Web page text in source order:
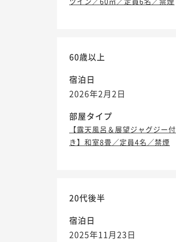
60歳以上
宿泊日
2026年2月2日
部屋タイプ
【露天風呂＆展望ジャグジー付
き】和室8畳／定員4名／禁煙
20代後半
宿泊日
2025年11月23日